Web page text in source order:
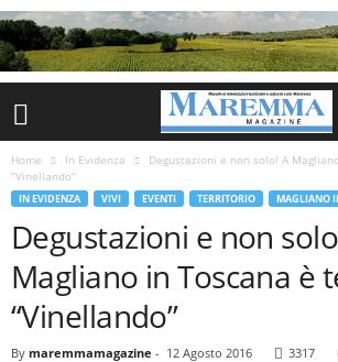
Home In Evidenza
Degustazioni e non solo! A
“Vinellando”
IN EVIDENZA VIVI EVENTI TERRITORIO MAGLIANO
Degustazioni e non
Magliano in Toscana è
“Vinellando”
By maremmamagazine - 12 Agosto 2016 3317